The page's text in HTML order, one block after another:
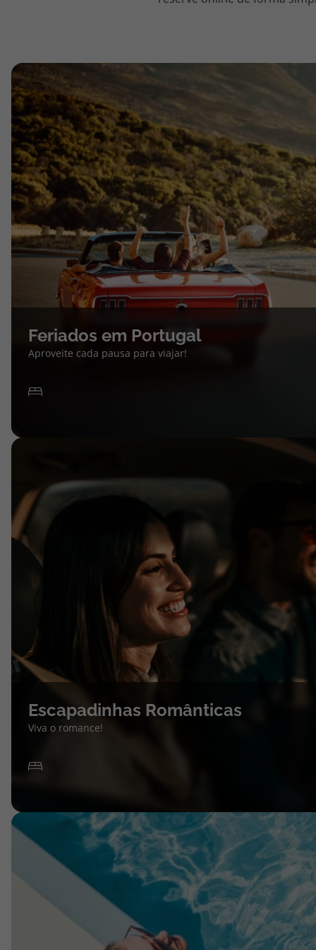
topatlantico@topatlantico.com
Feriados em Portugal
Aproveite cada pausa para viajar!
Escapadinhas Românticas
Viva o romance!